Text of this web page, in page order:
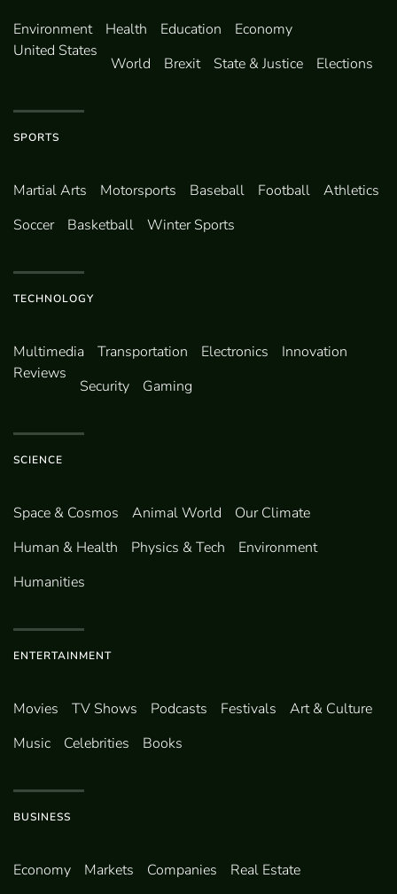
Environ­ment Health Education
Economy
United States
World Brexit State & Justice Elections
SPORTS
Martial Arts Motorsports Baseball Football
Athletics
Soccer
Basketball Winter Sports
TECHNOLOGY
Multimedia Transportation Electronics
Innovation
Reviews
Security Gaming
SCIENCE
Space & Cosmos Animal World
Our Climate
Human & Health
Physics & Tech
Environment
Humanities
ENTERTAINMENT
Movies TV Shows Podcasts Festivals
Art & Culture
Music
Celebrities Books
BUSINESS
Economy Markets Companies
Real Estate